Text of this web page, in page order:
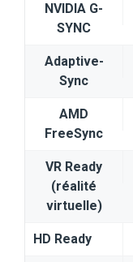
NVIDIA G-
SYNC
Adaptive-
Sync
AMD
FreeSync
VR Ready
(réalité
virtuelle)
HD Ready